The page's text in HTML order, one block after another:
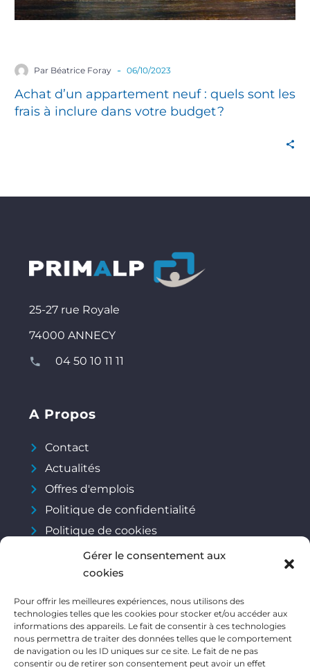
Gérer le consentement aux
cookies
Pour offrir les meilleures expériences, nous utilisons des
technologies telles que les cookies pour stocker et/ou accéder aux
informations des appareils. Le fait de consentir à ces technologies
nous permettra de traiter des données telles que le comportement
de navigation ou les ID uniques sur ce site. Le fait de ne pas
consentir ou de retirer son consentement peut avoir un effet
Par Béatrice Foray - 06/10/2023
Achat d’un appartement neuf : quels sont les
frais à inclure dans votre budget ?
25-27 rue Royale
74000 ANNECY
04 50 10 11 11
A Propos
Contact
Actualités
Offres d'emplois
Politique de confidentialité
Politique de cookies